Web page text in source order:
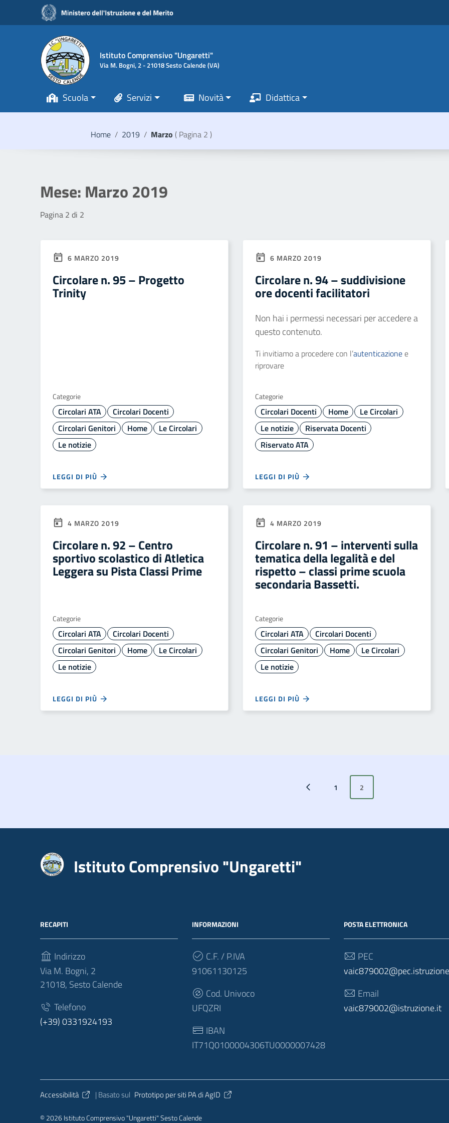
Vai ai contenuti
Vai al menu di navigazione
Vai al footer
Istituto Comprensivo "Ungaretti"
Via M. Bogni, 2 - 21018 Sesto Calende (VA)
Scuola Servizi Novità Didattica
Home / 2019 / Marzo ( Pagina 2 )
Mese: Marzo 2019
Pagina 2 di 2
6 MARZO 2019
Circolare n. 95 – Progetto
Trinity
Categorie
Circolari ATA
Circolari Docenti
Circolari Genitori
Home
Le Circolari
Le notizie
LEGGI DI PIÙ
6 MARZO 2019
Circolare n. 94 – suddivisione
ore docenti facilitatori
Non hai i permessi necessari per accedere a
questo contenuto.
Ti invitiamo a procedere con l’autenticazionee
riprovare
Categorie
Circolari Docenti Home
Le Circolari
Le notizie
Riservata Docenti
Riservato ATA
LEGGI DI PIÙ
4 MARZO 2019
Circolare n. 92 – Centro
sportivo scolastico di Atletica
Leggera su Pista Classi Prime
Categorie
Circolari ATA
Circolari Docenti
Circolari Genitori
Home
Le Circolari
Le notizie
LEGGI DI PIÙ
4 MARZO 2019
Circolare n. 91 – interventi sulla
tematica della legalità e del
rispetto – classi prime scuola
secondaria Bassetti.
Categorie
Circolari ATA
Circolari Docenti
Circolari Genitori
Home
Le Circolari
Le notizie
LEGGI DI PIÙ
Pagina precedente 1 2
Istituto Comprensivo "Ungaretti"
RECAPITI
Indirizzo
Via M. Bogni, 2
21018, Sesto Calende
Telefono
(+39) 0331924193
INFORMAZIONI
C.F. / P.IVA
91061130125
Cod. Univoco
UFQZRI
IBAN
IT71Q0100004306TU0000007428
POSTA ELETTRONICA
PEC
Email
vaic879002@istruzione.it
Sezione Link Utili
Accessibilità | Basato sul Prototipo per siti PA di AgID
© 2026 Istituto Comprensivo "Ungaretti" Sesto Calende